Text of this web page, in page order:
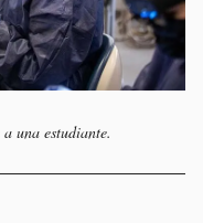
una estudiante.